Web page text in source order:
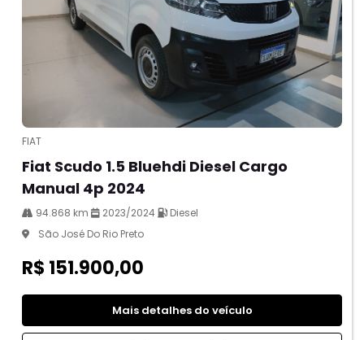
FIAT
Fiat Scudo 1.5 Bluehdi Diesel Cargo
Manual 4p 2024
94.868 km 2023/2024
Diesel
São José Do Rio Preto
R$ 151.900,00
Mais detalhes do veículo